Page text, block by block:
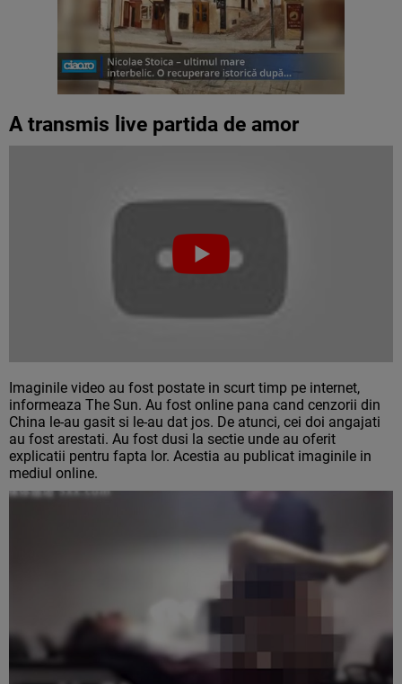
A transmis live partida de amor
Imaginile video au fost postate in scurt timp pe internet,
informeaza The Sun. Au fost online pana cand cenzorii din
China le-au gasit si le-au dat jos. De atunci, cei doi angajati
au fost arestati. Au fost dusi la sectie unde au oferit
explicatii pentru fapta lor. Acestia au publicat imaginile in
mediul online.